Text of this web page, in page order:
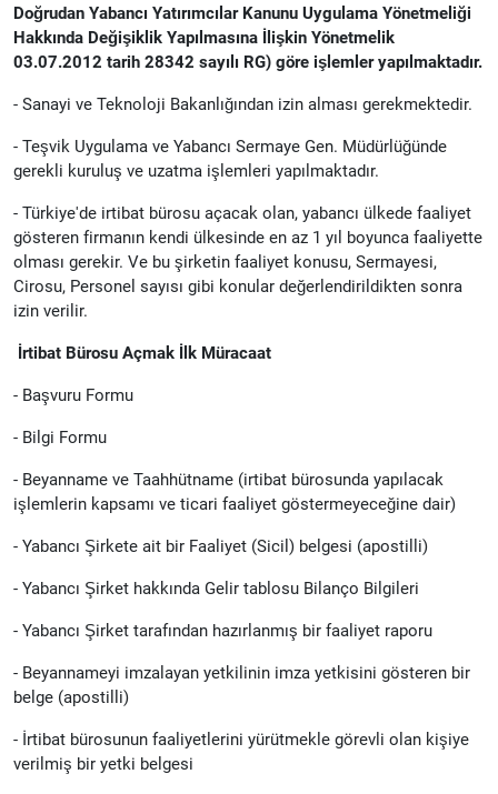
Doğrudan Yabancı Yatırımcılar Kanunu Uygulama Yönetmeliği
Hakkında Değişiklik Yapılmasına İlişkin Yönetmelik
03.07.2012 tarih 28342 sayılı RG) göre işlemler yapılmaktadır.
- Sanayi ve Teknoloji Bakanlığından izin alması gerekmektedir.
- Teşvik Uygulama ve Yabancı Sermaye Gen. Müdürlüğünde
gerekli kuruluş ve uzatma işlemleri yapılmaktadır.
- Türkiye'de irtibat bürosu açacak olan, yabancı ülkede faaliyet
gösteren firmanın kendi ülkesinde en az 1 yıl boyunca faaliyette
olması gerekir. Ve bu şirketin faaliyet konusu, Sermayesi,
Cirosu, Personel sayısı gibi konular değerlendirildikten sonra
izin verilir.
İrtibat Bürosu Açmak İlk Müracaat
- Başvuru Formu
- Bilgi Formu
- Beyanname ve Taahhütname (irtibat bürosunda yapılacak
işlemlerin kapsamı ve ticari faaliyet göstermeyeceğine dair)
- Yabancı Şirkete ait bir Faaliyet (Sicil) belgesi (apostilli)
- Yabancı Şirket hakkında Gelir tablosu Bilanço Bilgileri
- Yabancı Şirket tarafından hazırlanmış bir faaliyet raporu
- Beyannameyi imzalayan yetkilinin imza yetkisini gösteren bir
belge (apostilli)
- İrtibat bürosunun faaliyetlerini yürütmekle görevli olan kişiye
verilmiş bir yetki belgesi